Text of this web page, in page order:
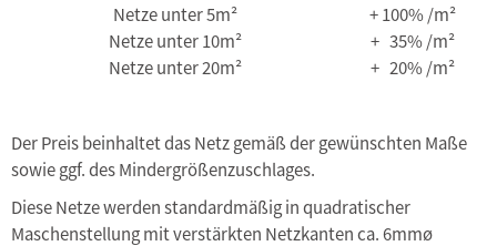
Netze unter 5m²
+ 100% /m²
Netze unter 10m²
+ 35% /m²
Netze unter 20m²
+ 20% /m²
Der Preis beinhaltet das Netz gemäß der gewünschten Maße
sowie ggf. des Mindergrößenzuschlages.
Diese Netze werden standardmäßig in quadratischer
Maschenstellung mit verstärkten Netzkanten ca. 6mmø